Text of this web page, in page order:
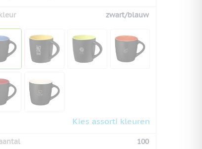
zwart/blauw
Kies assorti kleuren
100